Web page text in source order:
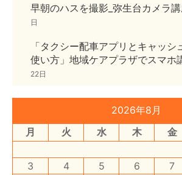
早朝のハスを撮影_弥生台カメラ
日
「タクシー配車アプリとキャッシ
使い方」地域ケアプラザでスマホ
22日
2026年8月
月
火 水 木 金
3
4 5 6 7